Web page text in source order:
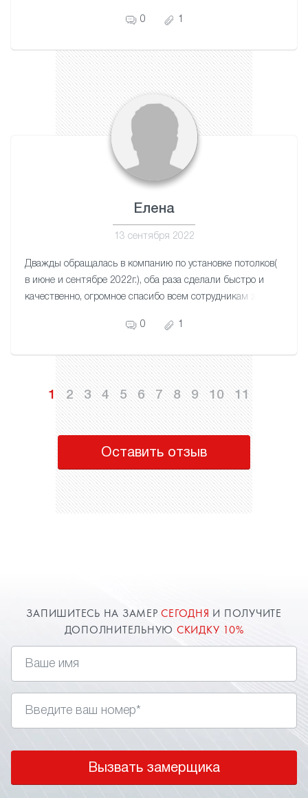
0 1
Елена
13 сентября 2022
Дважды обращалась в компанию по установке потолков(
в июне и сентябре 2022г.), оба раза сделали быстро и
качественно, огромное спасибо всем сотрудникам за
0
1
1 2 3 4 5 6 7 8 9 10 11
Оставить отзыв
ЗАПИШИТЕСЬ НА ЗАМЕРСЕГОДНЯ И ПОЛУЧИТЕ
ДОПОЛНИТЕЛЬНУЮ СКИДКУ 10%
Вызвать замерщика